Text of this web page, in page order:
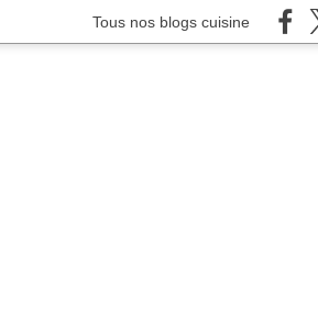
Tous nos blogs cuisine